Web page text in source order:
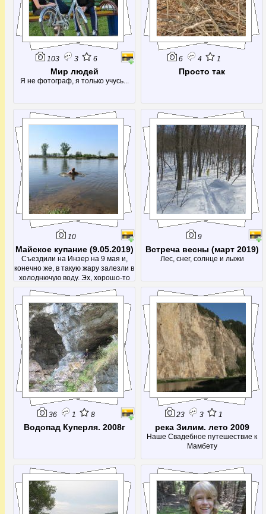
103 3 6
Мир людей
Я не фотограф, я только учусь...
6 4 1
Просто так
10
Майское купание (9.05.2019)
Съездили на Инзер на 9 мая и,
конечно же, в такую жару залезли в
холоднючую воду. Эх, хорошо-то
как!
9
Встреча весны (март 2019)
Лес, снег, солнце и лыжи
36 1 8
Водопад Куперля. 2008г
23 3 1
река Зилим. лето 2009
Наше Свадебное путешествие к
Мамбету